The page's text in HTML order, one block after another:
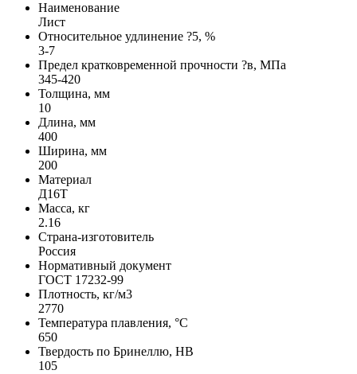
Наименование
Лист
Относительное удлинение ?5, %
3-7
Предел кратковременной прочности ?в, МПа
345-420
Толщина, мм
10
Длина, мм
400
Ширина, мм
200
Материал
Д16Т
Масса, кг
2.16
Страна-изготовитель
Россия
Нормативный документ
ГОСТ 17232-99
Плотность, кг/м3
2770
Температура плавления, °C
650
Твердость по Бринеллю, HB
105